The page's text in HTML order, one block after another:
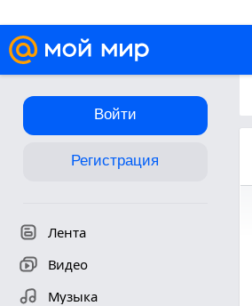
Войти
Регистрация
Лента
Видео
Музыка